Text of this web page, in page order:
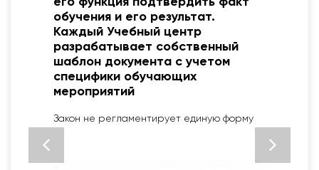
обучения и его результат.
Каждый Учебный центр
разрабатывает собственный
шаблон документа с учетом
специфики обучающих
мероприятий
Закон не регламентирует единую форму